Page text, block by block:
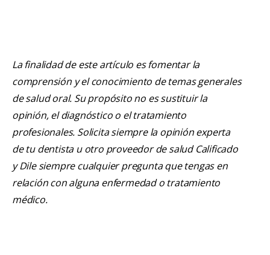
La finalidad de este artículo es fomentar la
comprensión y el conocimiento de temas generales
de salud oral. Su propósito no es sustituir la
opinión, el diagnóstico o el tratamiento
profesionales. Solicita siempre la opinión experta
de tu dentista u otro proveedor de salud Calificado
y Dile siempre cualquier pregunta que tengas en
relación con alguna enfermedad o tratamiento
médico.